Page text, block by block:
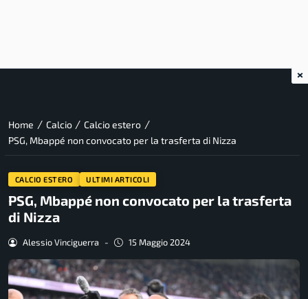
Home / Calcio / Calcio estero /
PSG, Mbappé non convocato per la trasferta di Nizza
CALCIO ESTERO ULTIMI ARTICOLI
PSG, Mbappé non convocato per la trasferta
di Nizza
Alessio Vinciguerra - 15 Maggio 2024
×